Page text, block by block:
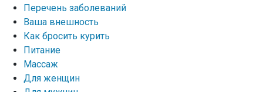
Перечень заболеваний
Ваша внешность
Как бросить курить
Питание
Массаж
Для женщин